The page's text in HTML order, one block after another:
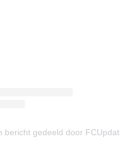
bericht gedeeld door